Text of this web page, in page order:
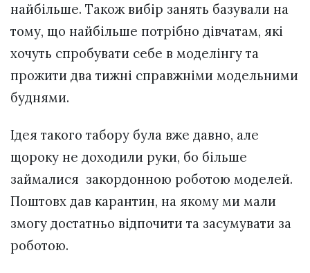
найбільше. Також вибір занять базували на
тому, що найбільше потрібно дівчатам, які
хочуть спробувати себе в моделінгу та
прожити два тижні справжніми модельними
буднями.
Ідея такого табору була вже давно, але
щороку не доходили руки, бо більше
займалися закордонною роботою моделей.
Поштовх дав карантин, на якому ми мали
змогу достатньо відпочити та засумувати за
роботою.